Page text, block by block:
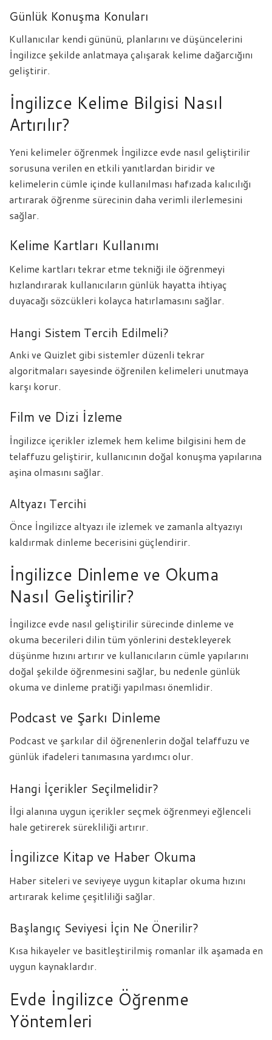
Günlük Konuşma Konuları
Kullanıcılar kendi gününü, planlarını ve düşüncelerini
İngilizce şekilde anlatmaya çalışarak kelime dağarcığını
geliştirir.
İngilizce Kelime Bilgisi Nasıl
Artırılır?
Yeni kelimeler öğrenmek İngilizce evde nasıl geliştirilir
sorusuna verilen en etkili yanıtlardan biridir ve
kelimelerin cümle içinde kullanılması hafızada kalıcılığı
artırarak öğrenme sürecinin daha verimli ilerlemesini
sağlar.
Kelime Kartları Kullanımı
Kelime kartları tekrar etme tekniği ile öğrenmeyi
hızlandırarak kullanıcıların günlük hayatta ihtiyaç
duyacağı sözcükleri kolayca hatırlamasını sağlar.
Hangi Sistem Tercih Edilmeli?
Anki ve Quizlet gibi sistemler düzenli tekrar
algoritmaları sayesinde öğrenilen kelimeleri unutmaya
karşı korur.
Film ve Dizi İzleme
İngilizce içerikler izlemek hem kelime bilgisini hem de
telaffuzu geliştirir, kullanıcının doğal konuşma yapılarına
aşina olmasını sağlar.
Altyazı Tercihi
Önce İngilizce altyazı ile izlemek ve zamanla altyazıyı
kaldırmak dinleme becerisini güçlendirir.
İngilizce Dinleme ve Okuma
Nasıl Geliştirilir?
İngilizce evde nasıl geliştirilir sürecinde dinleme ve
okuma becerileri dilin tüm yönlerini destekleyerek
düşünme hızını artırır ve kullanıcıların cümle yapılarını
doğal şekilde öğrenmesini sağlar, bu nedenle günlük
okuma ve dinleme pratiği yapılması önemlidir.
Podcast ve Şarkı Dinleme
Podcast ve şarkılar dil öğrenenlerin doğal telaffuzu ve
günlük ifadeleri tanımasına yardımcı olur.
Hangi İçerikler Seçilmelidir?
İlgi alanına uygun içerikler seçmek öğrenmeyi eğlenceli
hale getirerek sürekliliği artırır.
İngilizce Kitap ve Haber Okuma
Haber siteleri ve seviyeye uygun kitaplar okuma hızını
artırarak kelime çeşitliliği sağlar.
Başlangıç Seviyesi İçin Ne Önerilir?
Kısa hikayeler ve basitleştirilmiş romanlar ilk aşamada en
uygun kaynaklardır.
Evde İngilizce Öğrenme
Yöntemleri